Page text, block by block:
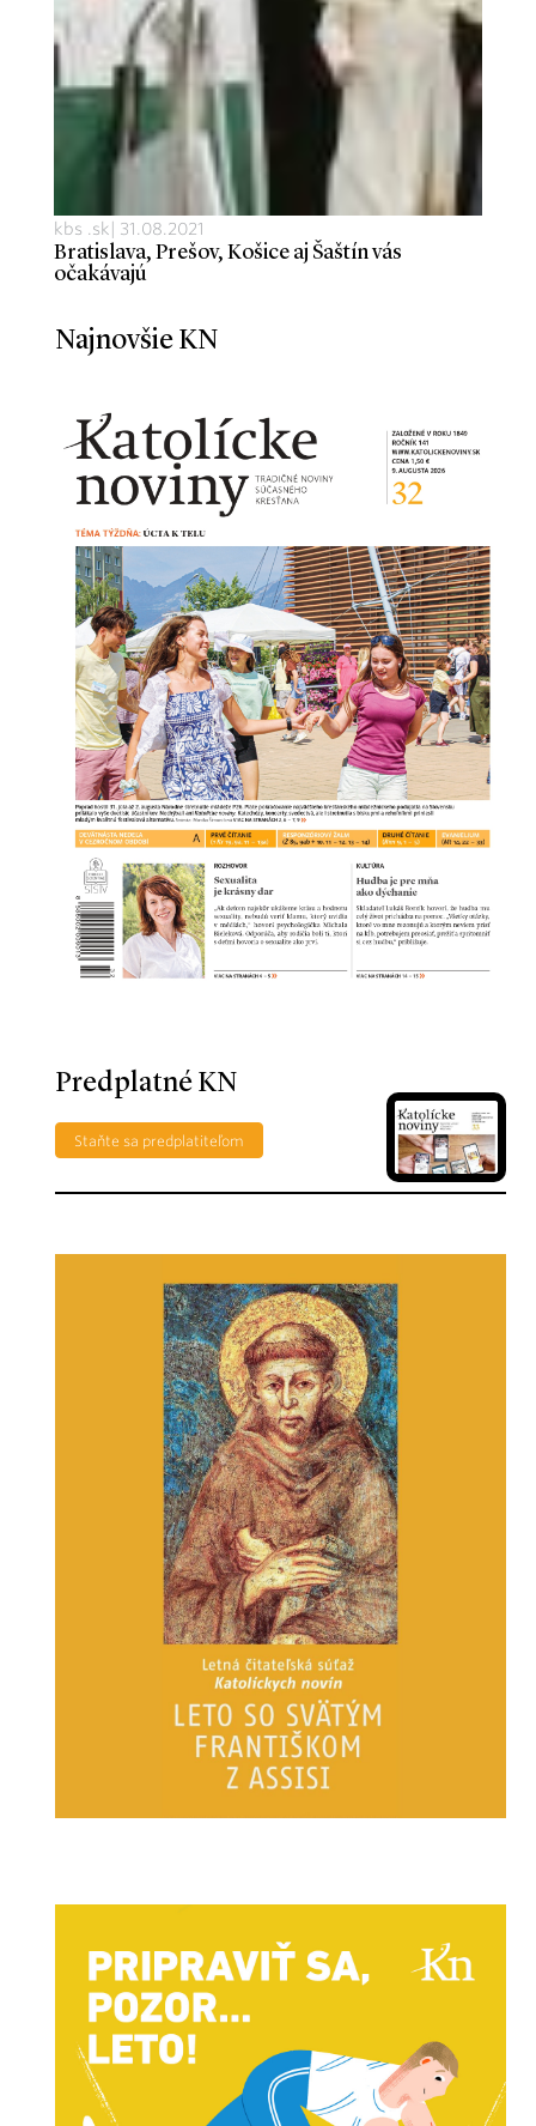
kbs .sk 31.08.2021
Bratislava, Prešov, Košice aj Šaštín vás
očakávajú
Najnovšie KN
Predplatné KN
Staňte sa predplatiteľom